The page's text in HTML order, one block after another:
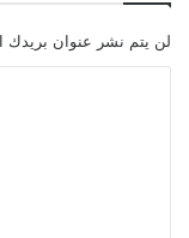
لن يتم نشر عنوان بريدك